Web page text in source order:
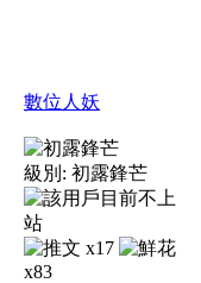
數位人妖
級別: 初露鋒芒
x17
x83